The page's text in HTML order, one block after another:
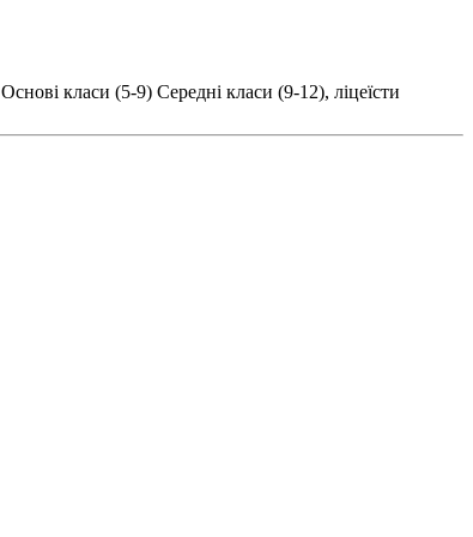
Основі класи (5-9) Середні класи (9-12), ліцеїсти